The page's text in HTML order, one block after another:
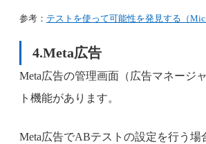
参考： テストを使って可能性を発見する（
4.Meta広告
Meta広告の管理画面（広告マネージ
ト機能があります。
Meta広告でABテストの設定を行う場